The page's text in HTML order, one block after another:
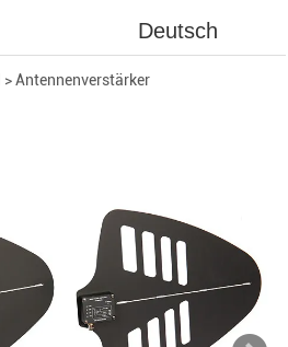
Deutsch
>Antennenverstärker